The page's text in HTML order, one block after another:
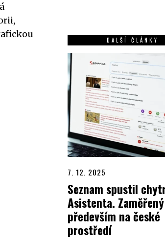
DALŠÍ ČLÁNKY
7. 12. 2025
Seznam spustil
Asistenta.
především na české
prostředí